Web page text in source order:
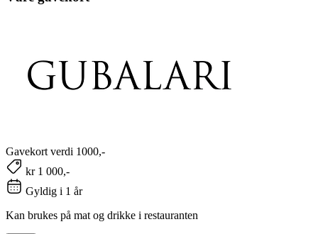
Gavekort verdi 1000,-
kr 1 000,-
Gyldig i 1 år
Kan brukes på mat og drikke i restauranten